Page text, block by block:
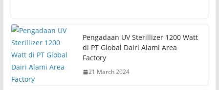
s
h
a
r
e
o
n
T
w
i
s
h
a
r
e
o
n
F
Pengadaan UV Sterillizer 1200 Watt
di PT Global Dairi Alami Area
Factory
21 March 2024